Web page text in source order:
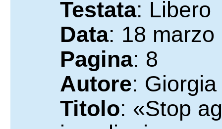
Testata: Libero
Data: 18 marzo
Pagina: 8
Autore:
Titolo: «Stop